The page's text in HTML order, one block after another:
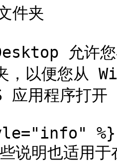
件夹
允许您
，以便您从
应用程序打
%}
说明也适用